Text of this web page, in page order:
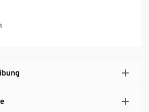
und Sweater sind perfekte
diese Shorts